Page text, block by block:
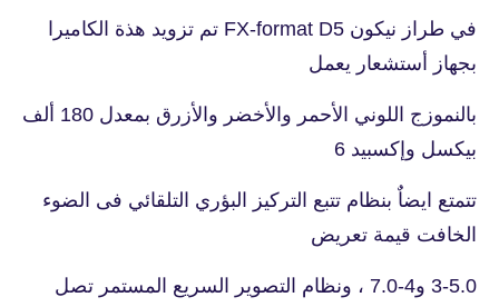
في طراز نيكون FX-format D5 تم تزويد هذة الكاميرا
بجهاز أستشعار يعمل
بالنموزج اللوني الأحمر والأخضر والأزرق بمعدل 180 ألف
بيكسل وإكسبيد 6
تتمتع ايضاٌ بنظام تتبع التركيز البؤري التلقائي فى الضوء
الخافت قيمة تعريض
3-5.0 و4-7.0 ، ونظام التصوير السريع المستمر تصل